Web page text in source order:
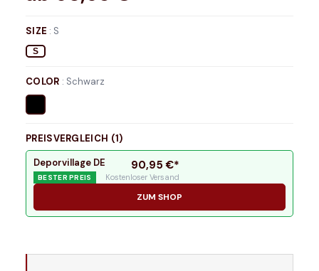
SIZE : S
S
COLOR : Schwarz
PREISVERGLEICH (1)
Deporvillage DE
BESTER PREIS
90,95 €*
Kostenloser Versand
ZUM SHOP